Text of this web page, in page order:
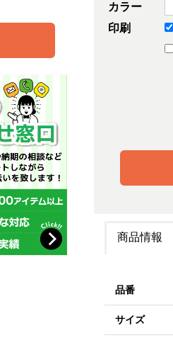
カラー
印刷
商品情報
品番
サイズ